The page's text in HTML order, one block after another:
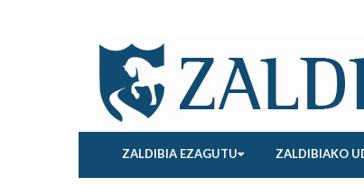
ZALDIBIA EZAGUTU ZALDIBIAKO